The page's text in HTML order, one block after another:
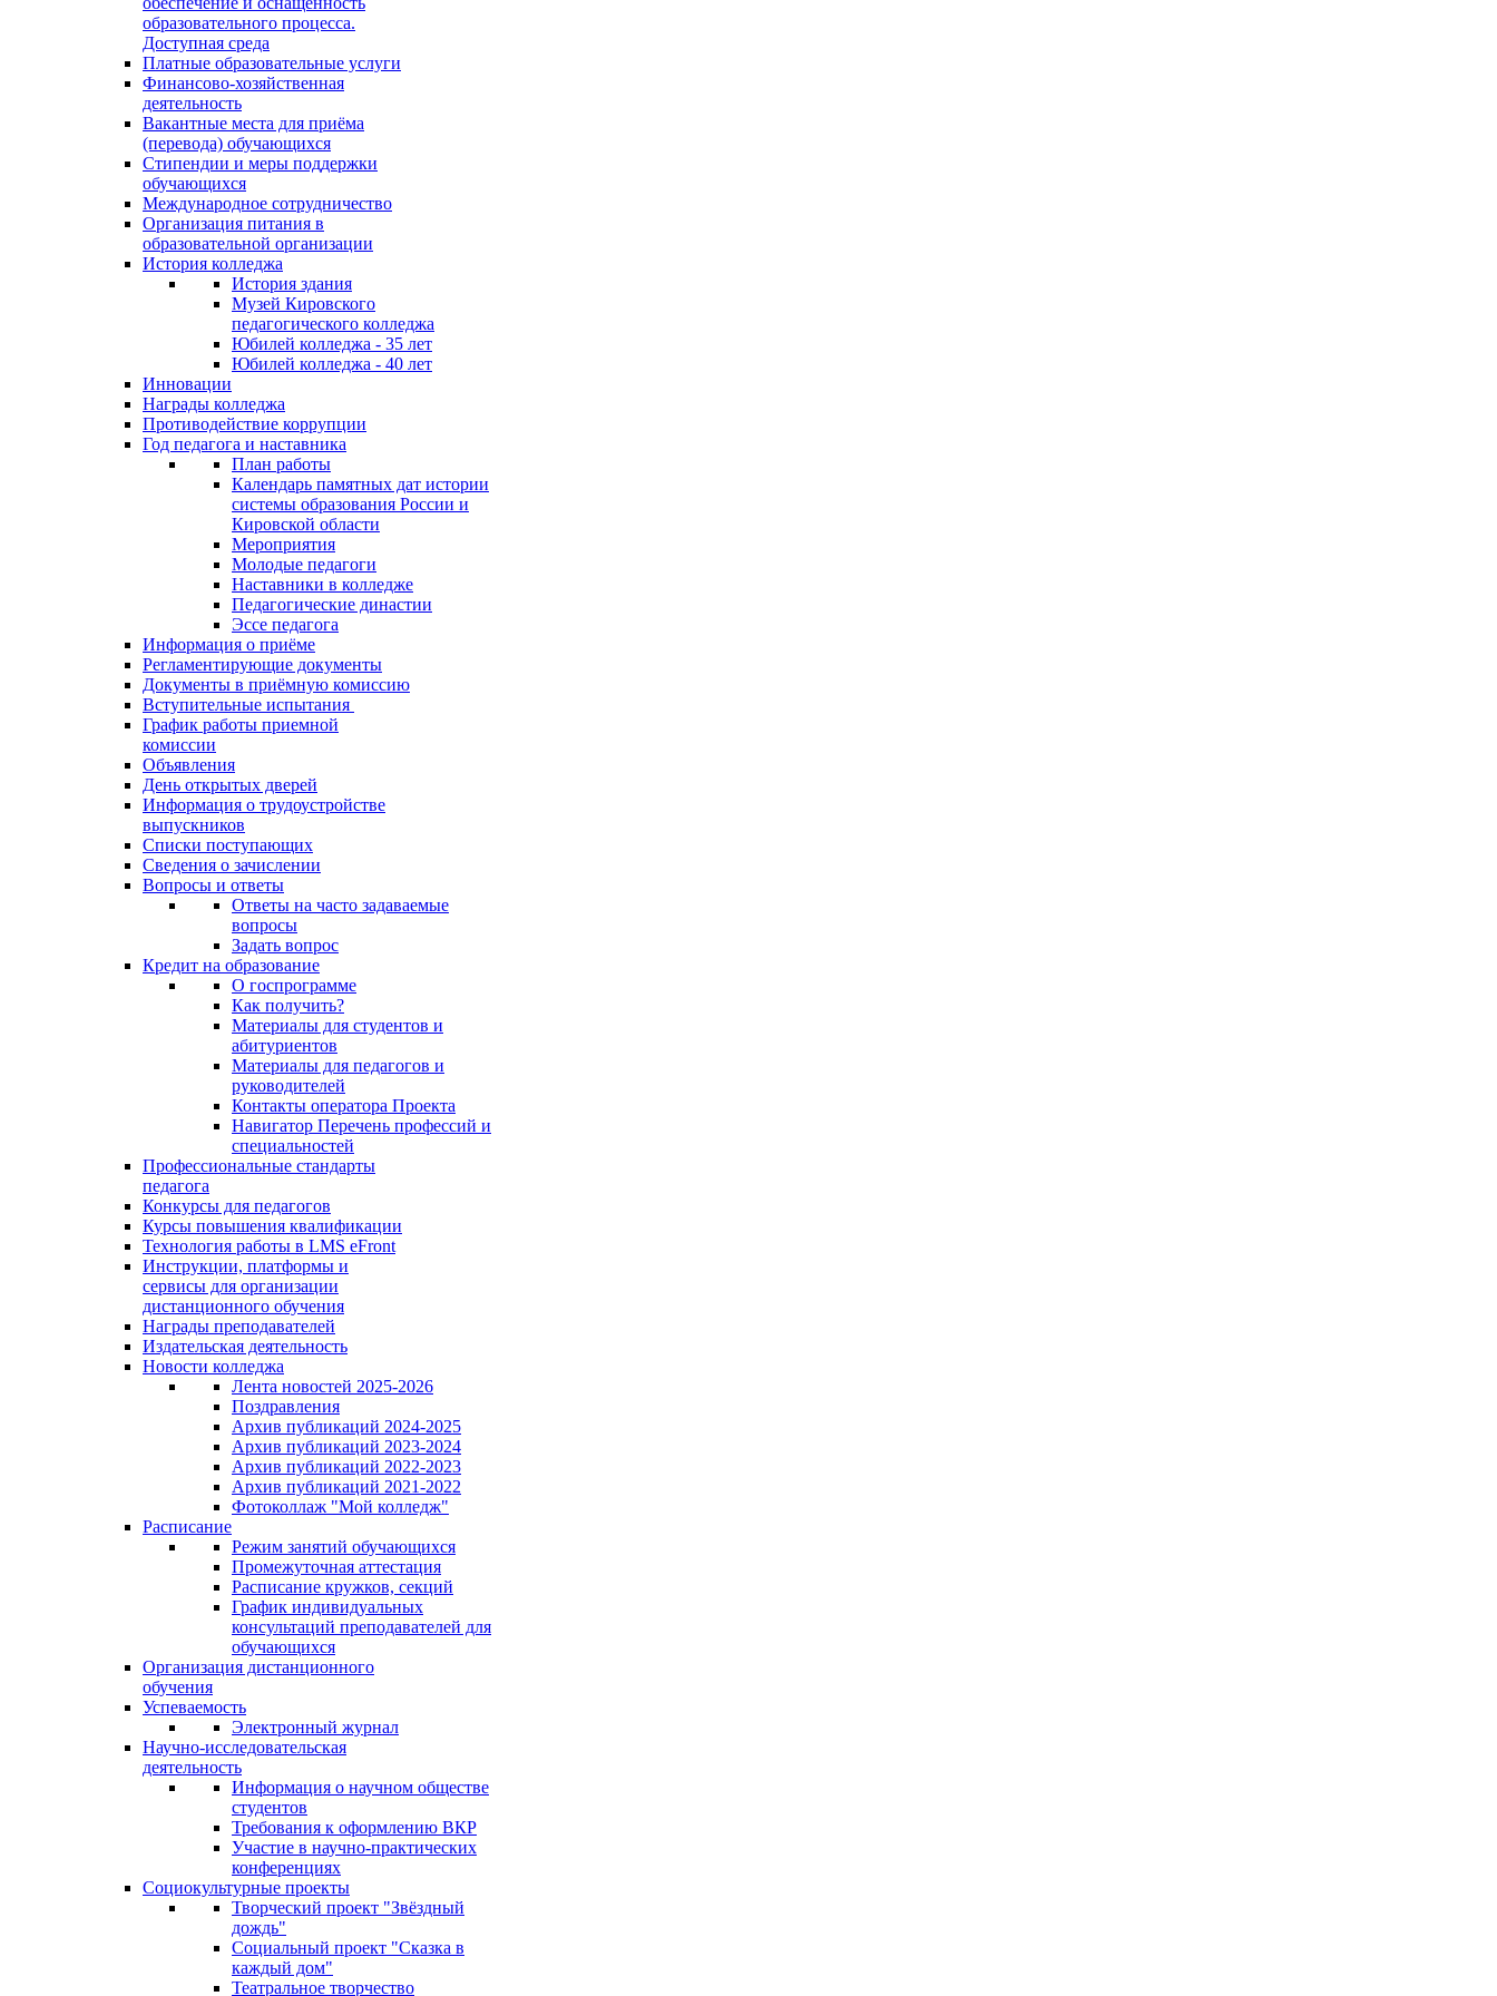
образовательного процесса.
Доступная среда
Платные образовательные услуги
Финансово-хозяйственная
деятельность
Вакантные места для приёма
(перевода) обучающихся
Стипендии и меры поддержки
обучающихся
Международное сотрудничество
Организация питания в
образовательной организации
История колледжа
История здания
Музей Кировского
педагогического колледжа
Юбилей колледжа - 35 лет
Юбилей колледжа - 40 лет
Инновации
Награды колледжа
Противодействие коррупции
Год педагога и наставника
План работы
Календарь памятных дат истории
системы образования России и
Кировской области
Мероприятия
Молодые педагоги
Наставники в колледже
Педагогические династии
Эссе педагога
Информация о приёме
Регламентирующие документы
Документы в приёмную комиссию
Вступительные испытания
График работы приемной
комиссии
Объявления
День открытых дверей
Информация о трудоустройстве
выпускников
Списки поступающих
Сведения о зачислении
Вопросы и ответы
Ответы на часто задаваемые
вопросы
Задать вопрос
Кредит на образование
О госпрограмме
Как получить?
Материалы для студентов и
абитуриентов
Материалы для педагогов и
руководителей
Контакты оператора Проекта
Навигатор Перечень профессий и
специальностей
Профессиональные стандарты
педагога
Конкурсы для педагогов
Курсы повышения квалификации
Технология работы в LMS eFront
Инструкции, платформы и
сервисы для организации
дистанционного обучения
Награды преподавателей
Издательская деятельность
Новости колледжа
Лента новостей 2025-2026
Поздравления
Архив публикаций 2024-2025
Архив публикаций 2023-2024
Архив публикаций 2022-2023
Архив публикаций 2021-2022
Фотоколлаж "Мой колледж"
Расписание
Режим занятий обучающихся
Промежуточная аттестация
Расписание кружков, секций
График индивидуальных
консультаций преподавателей для
обучающихся
Организация дистанционного
обучения
Успеваемость
Электронный журнал
Научно-исследовательская
деятельность
Информация о научном обществе
студентов
Требования к оформлению ВКР
Участие в научно-практических
конференциях
Социокультурные проекты
Творческий проект "Звёздный
дождь"
Социальный проект "Сказка в
каждый дом"
Театральное творчество